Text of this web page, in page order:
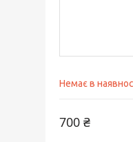
Немає в
700 ₴